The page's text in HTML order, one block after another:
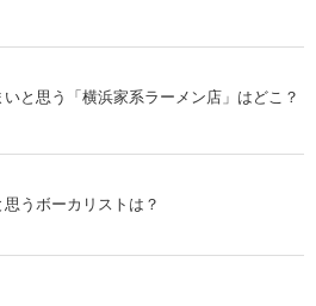
と思う「横浜家系ラーメン店」はどこ？
うボーカリストは？